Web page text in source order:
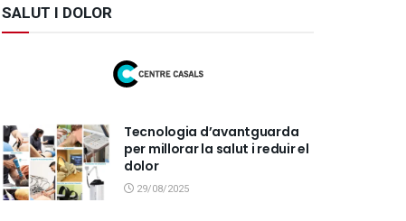
SALUT I DOLOR
Tecnologia d’avantguarda
per millorar la salut i reduir el
dolor
29/08/2025